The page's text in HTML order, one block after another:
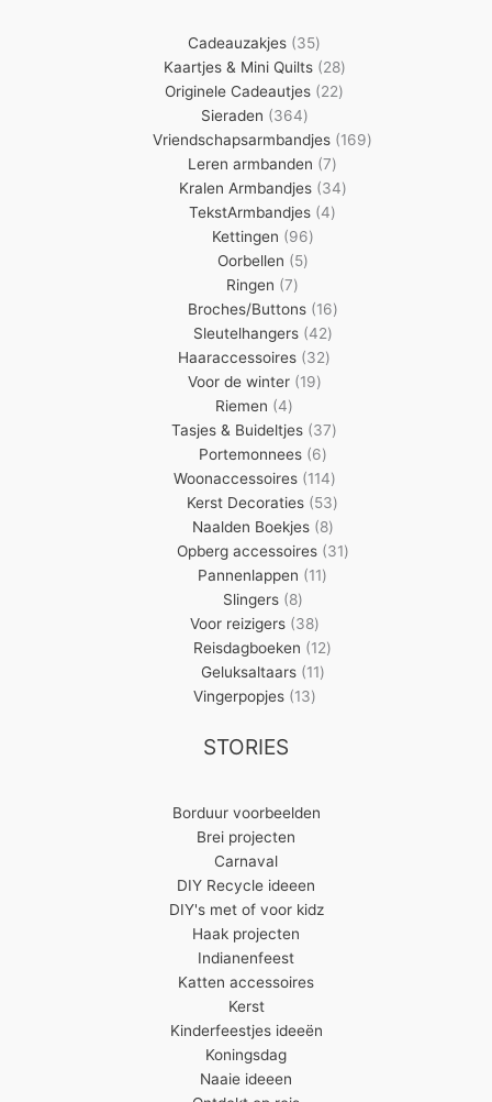
Cadeauzakjes 3535
producten
Kaartjes & Mini Quilts 2828
producten
Originele Cadeautjes 2222
Sieraden 364364
producten
Vriendschapsarmbandjes 169169
Leren armbanden 77
producten
Kralen Armbandjes 3434
TekstArmbandjes 44
Kettingen 9696
producten
Oorbellen 55
Ringen 77
producten
Broches/Buttons 1616
producten
Sleutelhangers 4242
producten
Haaraccessoires 3232
Voor de winter 1919
Riemen 44
producten
Tasjes & Buideltjes 3737
Portemonnees 66
producten
Woonaccessoires 114114
producten
Kerst Decoraties 5353
producten
Naalden Boekjes 88
producten
Opberg accessoires 3131
Pannenlappen 1111
Slingers 88
producten
Voor reizigers 3838
producten
Reisdagboeken 1212
Geluksaltaars 1111
Vingerpopjes 1313
STORIES
Borduur voorbeelden
Brei projecten
Carnaval
DIY Recycle ideeen
DIY's met of voor kidz
Haak projecten
Indianenfeest
Katten accessoires
Kerst
Kinderfeestjes ideeën
Koningsdag
Naaie ideeen